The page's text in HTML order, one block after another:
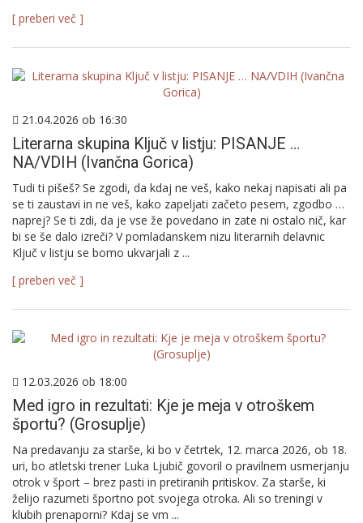
[ preberi več ]
21.04.2026 ob 16:30
Literarna skupina Ključ v listju: PISANJE …
NA/VDIH (Ivančna Gorica)
Tudi ti pišeš? Se zgodi, da kdaj ne veš, kako nekaj napisati ali pa
se ti zaustavi in ne veš, kako zapeljati začeto pesem, zgodbo …
naprej? Se ti zdi, da je vse že povedano in zate ni ostalo nič, kar
bi se še dalo izreči? V pomladanskem nizu literarnih delavnic
Ključ v listju se bomo ukvarjali z ...
[ preberi več ]
12.03.2026 ob 18:00
Med igro in rezultati: Kje je meja v otroškem
športu? (Grosuplje)
Na predavanju za starše, ki bo v četrtek, 12. marca 2026, ob 18.
uri, bo atletski trener Luka Ljubič govoril o pravilnem usmerjanju
otrok v šport – brez pasti in pretiranih pritiskov. Za starše, ki
želijo razumeti športno pot svojega otroka. Ali so treningi v
klubih prenaporni? Kdaj se vm ...